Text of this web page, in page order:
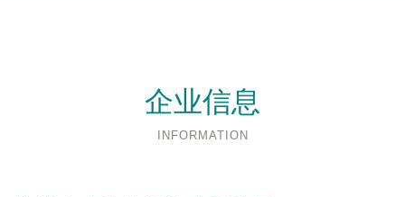
企业信息
INFORMATION